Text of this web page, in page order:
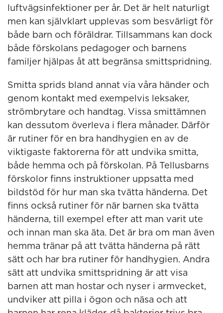
luftvägsinfektioner per år. Det är helt naturligt
men kan självklart upplevas som besvärligt för
både barn och föräldrar. Tillsammans kan dock
både förskolans pedagoger och barnens
familjer hjälpas åt att begränsa smittspridning.
Smitta sprids bland annat via våra händer och
genom kontakt med exempelvis leksaker,
strömbrytare och handtag. Vissa smittämnen
kan dessutom överleva i flera månader. Därför
är rutiner för en bra handhygien en av de
viktigaste faktorerna för att undvika smitta,
både hemma och på förskolan. På Tellusbarns
förskolor finns instruktioner uppsatta med
bildstöd för hur man ska tvätta händerna. Det
finns också rutiner för när barnen ska tvätta
händerna, till exempel efter att man varit ute
och innan man ska äta. Det är bra om man även
hemma tränar på att tvätta händerna på rätt
sätt och har bra rutiner för handhygien. Andra
sätt att undvika smittspridning är att visa
barnen att man hostar och nyser i armvecket,
undviker att pilla i ögon och näsa och att